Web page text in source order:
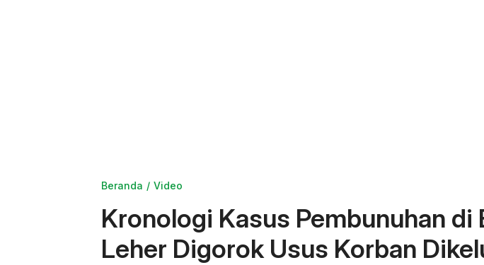
Beranda Video
Kronologi Kasus Pembunuhan di
Leher Digorok Usus Korban